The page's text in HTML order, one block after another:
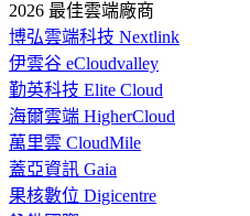
2026 最佳雲端廠商
博弘雲端科技 Nextlink
伊雲谷 eCloudvalley
勤英科技 Elite Cloud
海爾雲端 HigherCloud
萬里雲 CloudMile
蓋亞資訊 Gaia
果核數位 Digicentre